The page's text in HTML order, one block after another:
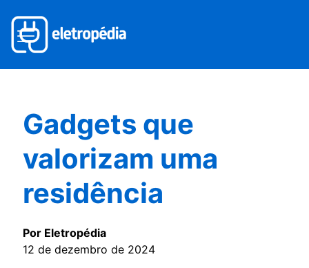
Gadgets que
valorizam uma
residência
Por Eletropédia
12 de dezembro de 2024